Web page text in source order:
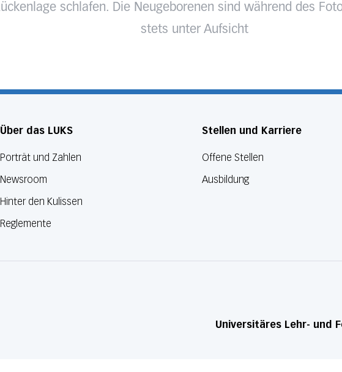
schlafen. Die Neugeborenen sind während des
stets unter Aufsicht
Über das LUKS
Porträt und Zahlen
Newsroom
Hinter den Kulissen
Reglemente
Stellen und Karriere
Offene Stellen
Ausbildung
Universitäres Lehr- und